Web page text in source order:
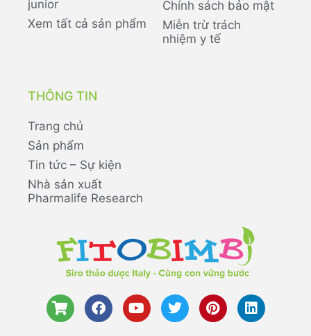
junior
Xem tất cả sản phẩm
Chính sách bảo mật
Miễn trừ trách
nhiệm y tế
THÔNG TIN
Trang chủ
Sản phẩm
Tin tức – Sự kiện
Nhà sản xuất
Pharmalife Research